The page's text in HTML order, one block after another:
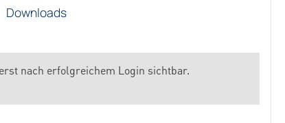
Downloads
nach erfolgreichem Login sichtbar.